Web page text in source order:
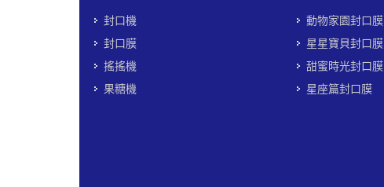
封口機
封口膜
搖搖機
果糖機
動物家園封口膜
星星寶貝封口膜
甜蜜時光封口膜
星座篇封口膜